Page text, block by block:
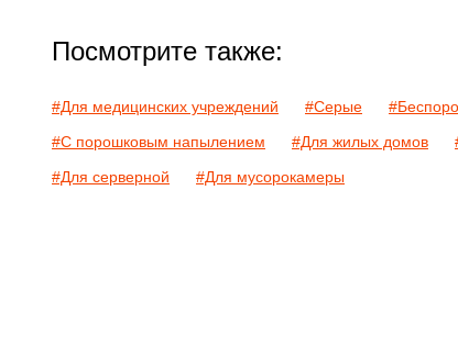
Посмотрите также:
#Для медицинских учреждений #Серые
#С порошковым напылением
#Для жилых домов
#Для серверной
#Для мусорокамеры